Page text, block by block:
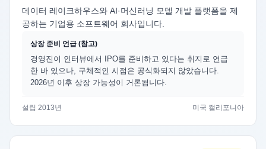
데이터 레이크하우스와 AI·머신러닝 모델 개발 플랫폼을 제
공하는 기업용 소프트웨어 회사입니다.
상장 준비 언급 (참고)
경영진이 인터뷰에서 IPO를 준비하고 있다는 취지로 언급
한 바 있으나, 구체적인 시점은 공식화되지 않았습니다.
2026년 이후 상장 가능성이 거론됩니다.
설립 2013년 미국 캘리포니아